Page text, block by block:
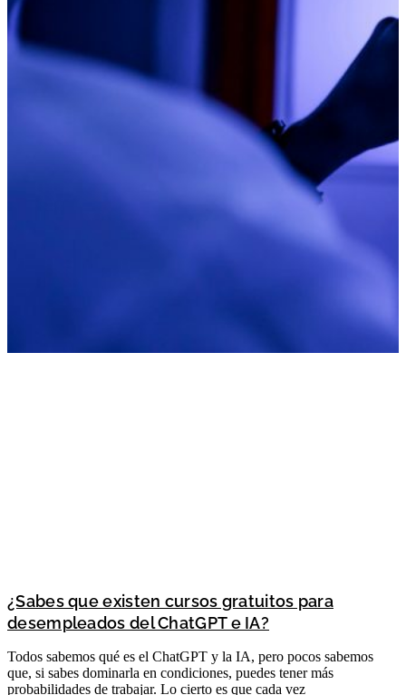
¿Sabes que existen cursos gratuitos para
desempleados del ChatGPT e IA?
Todos sabemos qué es el ChatGPT y la IA, pero pocos sabemos
que, si sabes dominarla en condiciones, puedes tener más
probabilidades de trabajar. Lo cierto es que cada vez